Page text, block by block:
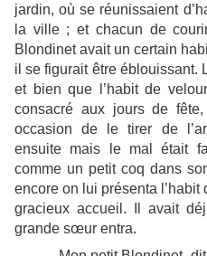
jardin, où se réunissaient
la ville ; et chacun de
Blondinet avait un certain
il se figurait être éblouissant.
et bien que l’habit de
consacré aux jours de
occasion de le tirer de
ensuite mais le mal était
comme un petit coq dans
encore on lui présenta
gracieux accueil. Il avait
grande sœur entra.